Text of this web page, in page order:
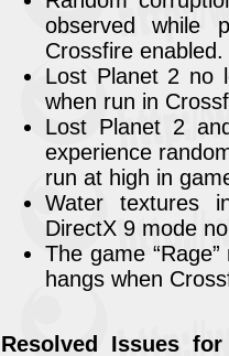
observed while
Crossfire enabled.
Lost Planet 2 no
when run in
Lost Planet 2
experience
run at high in
Water textures
DirectX 9 mode
The game
hangs when
Resolved Issues